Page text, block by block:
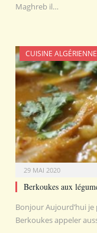
Maghreb il…
CUISINE ALGÉRIENNE
29 MAI 2020
Berkoukes aux
Bonjour Aujourd’hui
Berkoukes appeler